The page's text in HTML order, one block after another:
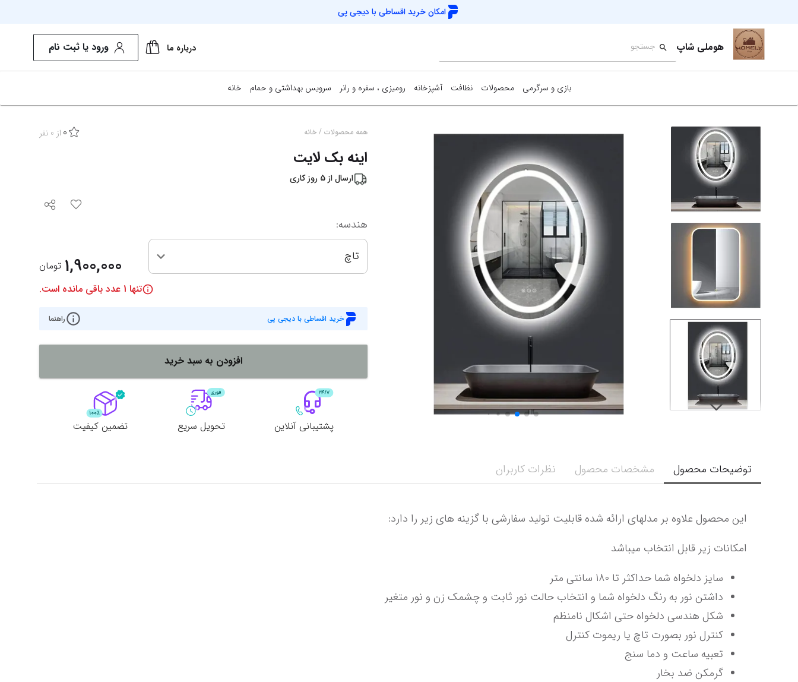
امکان خرید اقساطی با دیجی پی
هوملی شاپ درباره ما ورود یا ثبت نام
بازی و سرگرمی محصولات نظافت آشپزخانه رومیزی ، سفره و رانر سرویس بهداشتی و حمام خانه
همه محصولات / خانه 0 از 0 نفر
اینه بک لایت
ارسال از 5 روز کاری
هندسه:
تاچ
1,900,000 تومان
تنها 1 عدد باقی مانده است.
خرید اقساطی با دیجی پی راهنما
افزودن به سبد خرید
پشتیبانی آنلاین تحویل سریع تضمین کیفیت
توضیحات محصول مشخصات محصول نظرات کاربران
این محصول علاوه بر مدلهای ارائه شده قابلیت تولید سفارشی با گزینه های زیر را دارد:
امکانات زیر قابل انتخاب میباشد
سایز دلخواه شما حداکثر تا 180 سانتی متر
داشتن نور به رنگ دلخواه شما و انتخاب حالت نور ثابت و چشمک زن و نور متغیر
شکل هندسی دلخواه حتی اشکال نامنظم
کنترل نور بصورت تاچ یا ریموت کنترل
تعبیه ساعت و دما سنج
گرمکن ضد بخار